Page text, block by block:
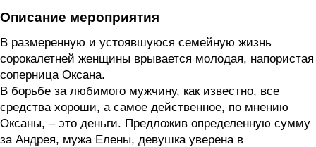
Описание мероприятия
В размеренную и устоявшуюся семейную жизнь
сорокалетней женщины врывается молодая, напористая
соперница Оксана.
В борьбе за любимого мужчину, как известно, все
средства хороши, а самое действенное, по мнению
Оксаны, – это деньги. Предложив определенную сумму
за Андрея, мужа Елены, девушка уверена в